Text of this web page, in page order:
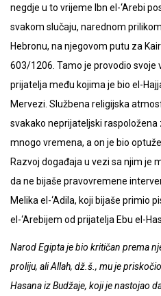
negdje u to vrijeme Ibn el-‘Arebi
svakom slučaju, narednom
Hebronu, na njegovom putu za
603/1206. Tamo je provodio svoje
prijatelja među kojima je bio el-
Mervezi. Službena religijska
svakako neprijateljski
mnogo vremena, a on je bio
Razvoj događaja u vezi sa njim je
da ne bijaše pravovremene
Melika el-‘Adila, koji bijaše primio
el-‘Arebijem od prijatelja Ebu el-
Narod Egipta je bio kritičan prema
proliju, ali Allah, dž.š., mu je
Hasana iz Budžaje, koji je nastojao